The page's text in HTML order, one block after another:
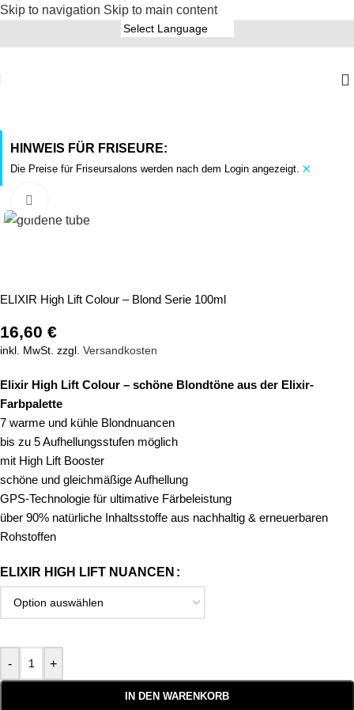
Skip to navigation Skip to main content
HINWEIS FÜR FRISEURE:
Die Preise für Friseursalons werden nach dem Login angezeigt. ×
ELIXIR High Lift Colour – Blond Serie 100ml
16,60 €
inkl. MwSt. zzgl. Versandkosten
Elixir High Lift Colour – schöne Blondtöne aus der Elixir-
Farbpalette
7 warme und kühle Blondnuancen
bis zu 5 Aufhellungsstufen möglich
mit High Lift Booster
schöne und gleichmäßige Aufhellung
GPS-Technologie für ultimative Färbeleistung
über 90% natürliche Inhaltsstoffe aus nachhaltig & erneuerbaren
Rohstoffen
ELIXIR HIGH LIFT NUANCEN
- +
IN DEN WARENKORB